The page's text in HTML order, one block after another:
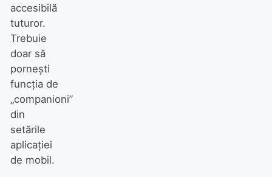
accesibilă
tuturor.
Trebuie
doar să
pornești
funcția de
„companioni”
din
setările
aplicației
de mobil.